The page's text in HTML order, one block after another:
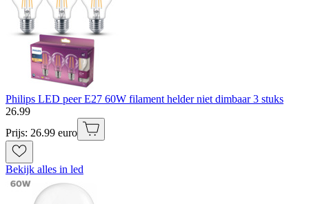
Philips LED peer E27 60W filament helder niet dimbaar 3 stuks
26.99
Prijs: 26.99 euro
Bekijk alles in led